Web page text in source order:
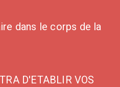
dans le corps de la
D'ETABLIR VOS